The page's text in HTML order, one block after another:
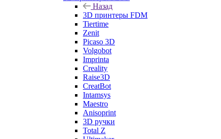
Назад
3D принтеры FDM
Tiertime
Zenit
Picaso 3D
Volgobot
Imprinta
Creality
Raise3D
CreatBot
Intamsys
Maestro
Anisoprint
3D ручки
Total Z